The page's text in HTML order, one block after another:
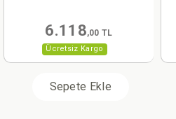
Ücretsiz Kargo
6.118,00 TL
Sepete Ekle